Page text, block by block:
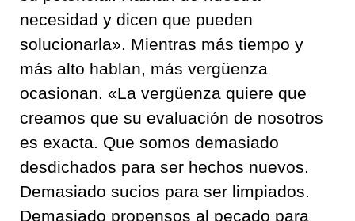
necesidad y dicen que pueden
solucionarla». Mientras más tiempo y
más alto hablan, más vergüenza
ocasionan. «La vergüenza quiere que
creamos que su evaluación de nosotros
es exacta. Que somos demasiado
desdichados para ser hechos nuevos.
Demasiado sucios para ser limpiados.
Demasiado propensos al pecado para